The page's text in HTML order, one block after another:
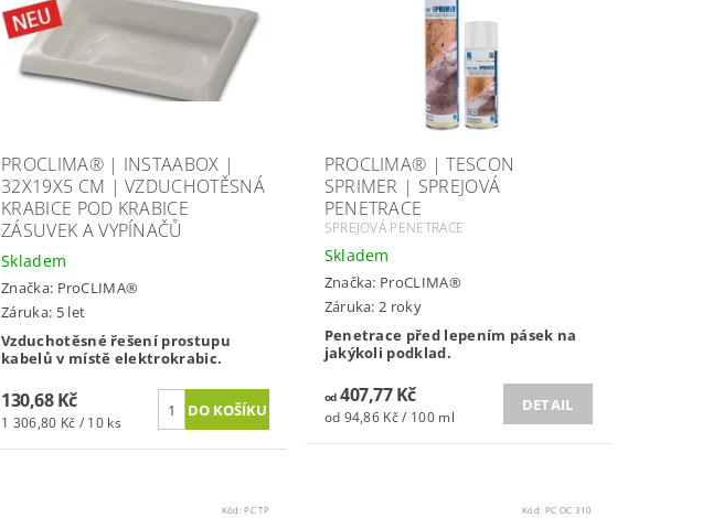
PROCLIMA® | INSTAABOX |
32X19X5 CM | VZDUCHOTĚSNÁ
KRABICE POD KRABICE
ZÁSUVEK A VYPÍNAČŮ
Skladem
Značka: ProCLIMA®
Záruka: 5 let
Vzduchotěsné řešení prostupu
kabelů v místě elektrokrabic.
130,68 Kč
1 306,80 Kč / 10 ks
PROCLIMA® | TESCON
SPRIMER | SPREJOVÁ
PENETRACE
SPREJOVÁ PENETRACE
Skladem
Značka: ProCLIMA®
Záruka: 2 roky
Penetrace před lepením pásek na
jakýkoli podklad.
od407,77 Kč
od 94,86 Kč / 100 ml
DETAIL
Kód:PC TP Kód: PC OC 310